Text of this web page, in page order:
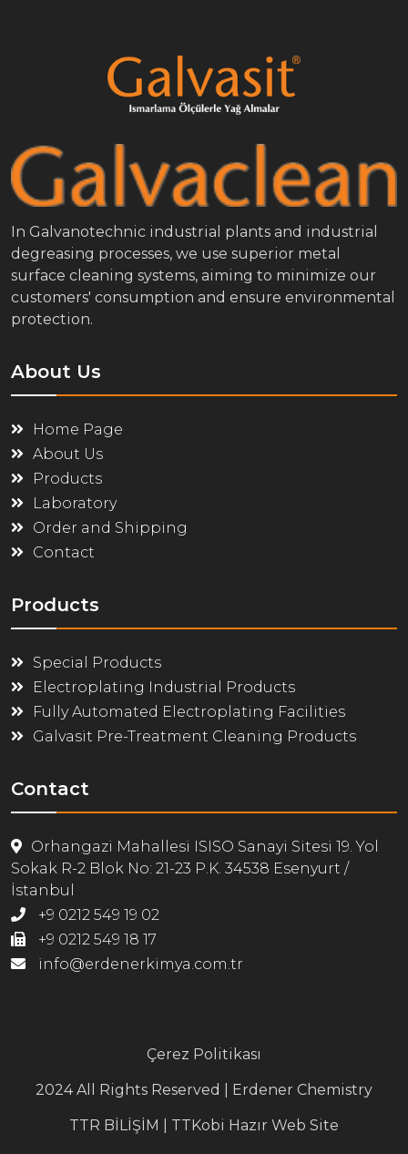
In Galvanotechnic industrial plants and industrial
degreasing processes, we use superior metal
surface cleaning systems, aiming to minimize our
customers' consumption and ensure environmental
protection.
About Us
Home Page
About Us
Products
Laboratory
Order and Shipping
Contact
Products
Special Products
Electroplating Industrial Products
Fully Automated Electroplating Facilities
Galvasit Pre-Treatment Cleaning Products
Contact
Orhangazi Mahallesi ISISO Sanayi Sitesi 19. Yol
Sokak R-2 Blok No: 21-23 P.K. 34538 Esenyurt /
İstanbul
+9 0212 549 19 02
+9 0212 549 18 17
info@erdenerkimya.com.tr
Çerez Politikası
2024 All Rights Reserved | Erdener Chemistry
TTR BİLİŞİM TTKobi Hazır Web Site